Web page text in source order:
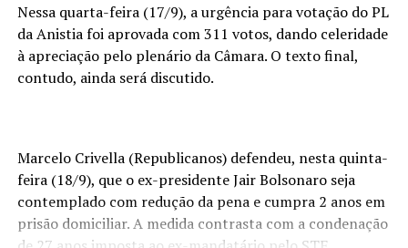
Daniel Fernandes e os guitarristas Yuri Barbosa e Letícia
Meyer. “Esta é uma música muito importante para nós
por esses motivos e também por ser o último antes do
lançamento do nosso primeiro disco. Estamos gratos
algumas parcerias muito importantes. “Somos gratos
pelas parcerias que fizemos para lançar a faixa. A Music
Board, empresa que fabrica lap steels com pranchas de
skate, nos cedeu um board autografado pelo Mineirinho
Nessa quarta-feira (17/9), a urgência para votação do PL
da Anistia foi aprovada com 311 votos, dando celeridade
à apreciação pelo plenário da Câmara. O texto final,
contudo, ainda será discutido.
Marcelo Crivella (Republicanos) defendeu, nesta quinta-
feira (18/9), que o ex-presidente Jair Bolsonaro seja
contemplado com redução da pena e cumpra 2 anos em
prisão domiciliar. A medida contrasta com a condenação